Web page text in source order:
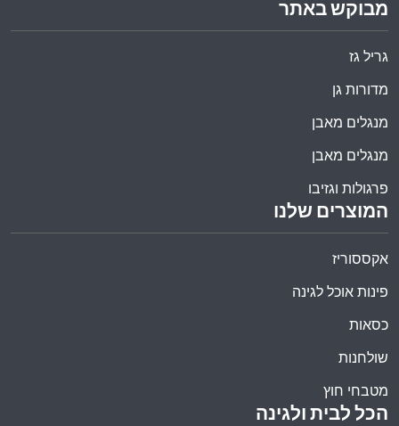
הכל לבית ולגינה
המוצרים שלנו
אקססוריז
פינות אוכל לגינה
כסאות
שולחנות
מטבחי חוץ
מבוקש באתר
גריל גז
מדורות גן
מנגלים מאבן
מנגלים מאבן
פרגולות וגזיבו